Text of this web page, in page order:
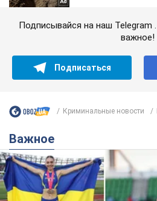
Подписывайся на наш Telegram
важное!
Подписаться
Криминальные новости
Важное